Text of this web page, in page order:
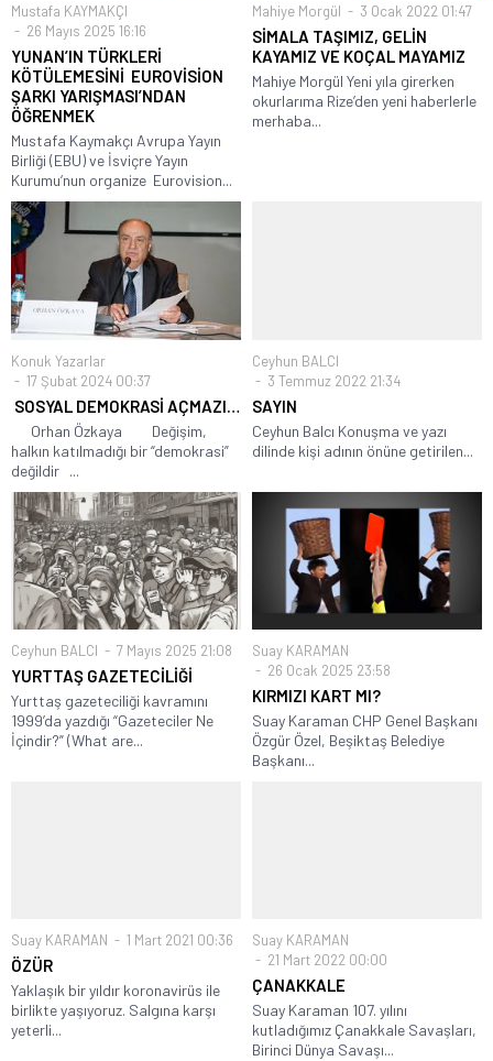
Mustafa KAYMAKÇI
26 Mayıs 2025 16:16
YUNAN’IN TÜRKLERİ
KÖTÜLEMESİNİ EUROVİSİON
ŞARKI YARIŞMASI’NDAN
ÖĞRENMEK
Mustafa Kaymakçı Avrupa Yayın
Birliği (EBU) ve İsviçre Yayın
Kurumu‘nun organize Eurovision...
Mahiye Morgül 3 Ocak 2022 01:47
SİMALA TAŞIMIZ, GELİN
KAYAMIZ VE KOÇAL MAYAMIZ
Mahiye Morgül Yeni yıla girerken
okurlarıma Rize’den yeni haberlerle
merhaba...
Konuk Yazarlar
17 Şubat 2024 00:37
SOSYAL DEMOKRASİ AÇMAZI…
Orhan Özkaya Değişim,
halkın katılmadığı bir “demokrasi”
değildir ...
Ceyhun BALCI
3 Temmuz 2022 21:34
SAYIN
Ceyhun Balcı Konuşma ve yazı
dilinde kişi adının önüne getirilen...
Ceyhun BALCI 7 Mayıs 2025 21:08
YURTTAŞ GAZETECİLİĞİ
Yurttaş gazeteciliği kavramını
1999’da yazdığı “Gazeteciler Ne
İçindir?” (What are...
Suay KARAMAN
26 Ocak 2025 23:58
KIRMIZI KART MI?
Suay Karaman CHP Genel Başkanı
Özgür Özel, Beşiktaş Belediye
Başkanı...
Suay KARAMAN 1 Mart 2021 00:36
ÖZÜR
Yaklaşık bir yıldır koronavirüs ile
birlikte yaşıyoruz. Salgına karşı
yeterli...
Suay KARAMAN
21 Mart 2022 00:00
ÇANAKKALE
Suay Karaman 107. yılını
kutladığımız Çanakkale Savaşları,
Birinci Dünya Savaşı...